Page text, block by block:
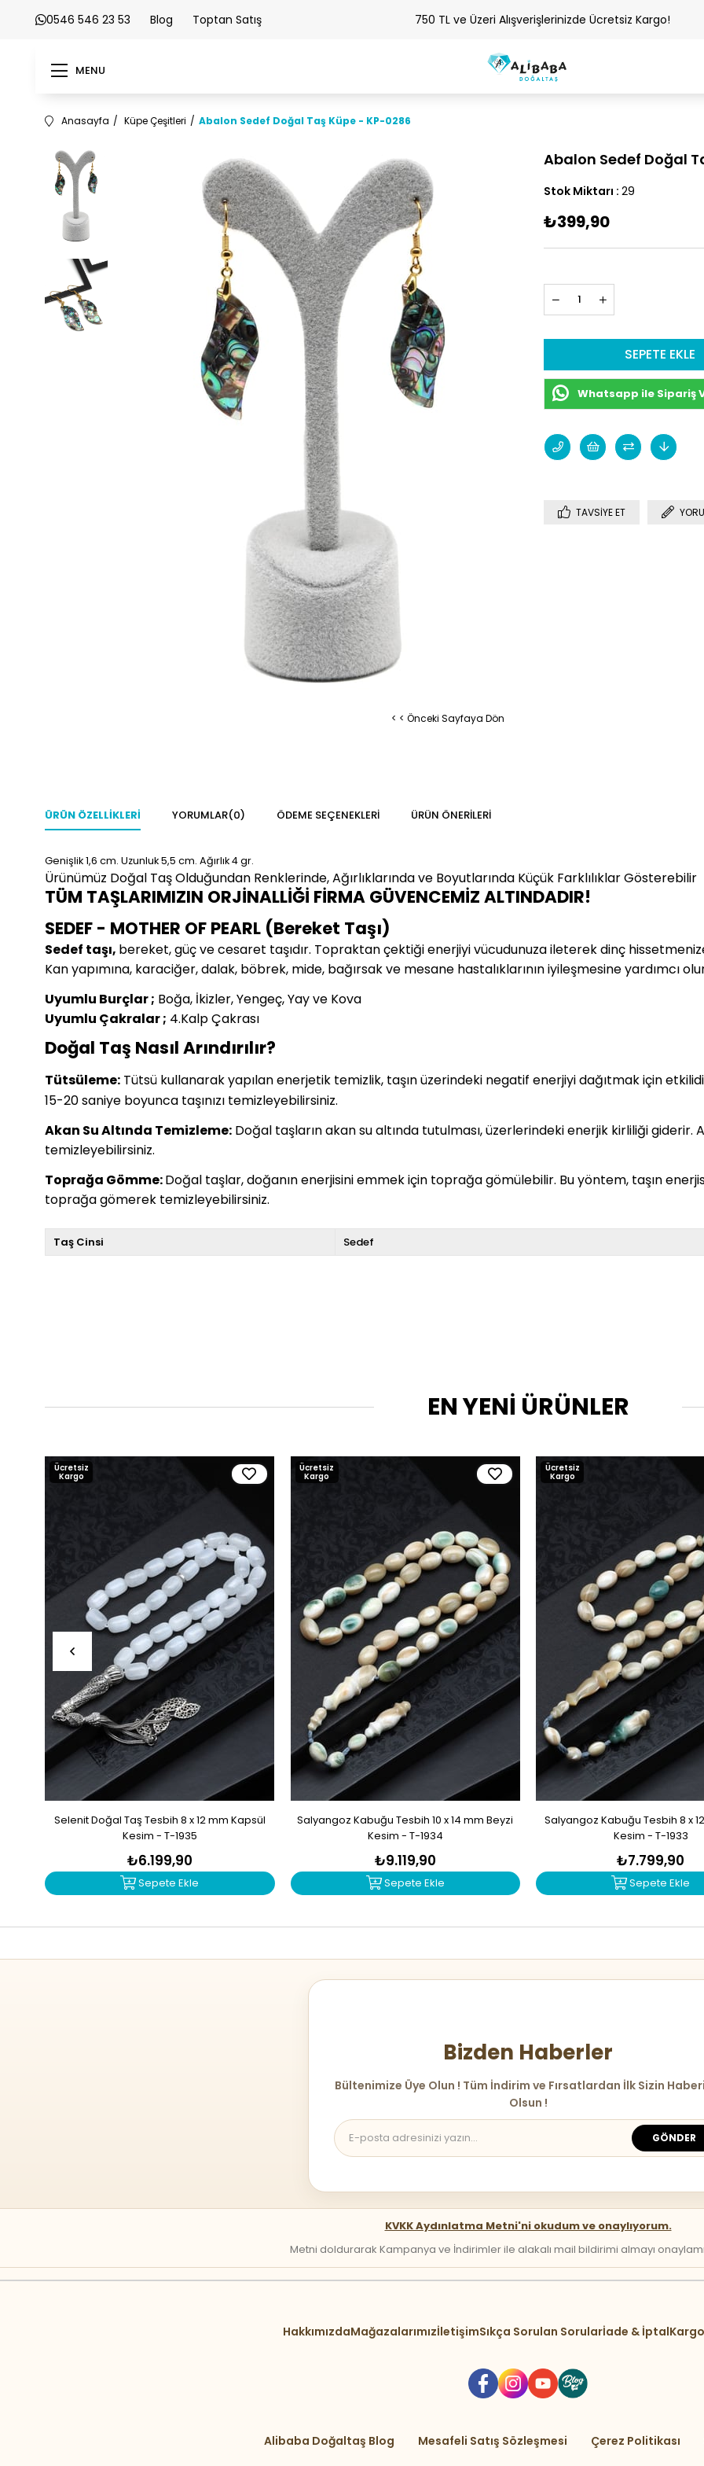
0546 546 23 53 Blog Toptan Satış 750 TL ve Üzeri Alışverişlerinizde Ücretsiz Kargo!
MENU
Anasayfa Küpe Çeşitleri Abalon Sedef Doğal Taş Küpe - KP-0286
< < Önceki Sayfaya Dön
Abalon Sedef Doğal
Stok Miktarı : 29
₺399,90
Whatsapp ile Sipariş
TAVSIYE ET
ÜRÜN ÖZELLIKLERI YORUMLAR(0) ÖDEME SEÇENEKLERI ÜRÜN ÖNERILERI
Genişlik 1,6 cm. Uzunluk 5,5 cm. Ağırlık 4 gr.
Ürünümüz Doğal Taş Olduğundan Renklerinde, Ağırlıklarında ve Boyutlarında Küçük Farklılıklar Gösterebilir
TÜM TAŞLARIMIZIN ORJİNALLİĞİ FİRMA GÜVENCEMİZ ALTINDADIR!
SEDEF - MOTHER OF PEARL (Bereket Taşı)
Sedef taşı, bereket, güç ve cesaret taşıdır. Topraktan çektiği enerjiyi vücudunuza ileterek dinç
Kan yapımına, karaciğer, dalak, böbrek, mide, bağırsak ve mesane hastalıklarının iyileşmesine yardımcı
Uyumlu Burçlar ; Boğa, İkizler, Yengeç, Yay ve Kova
Uyumlu Çakralar ; 4.Kalp Çakrası
Doğal Taş Nasıl Arındırılır?
Tütsüleme: Tütsü kullanarak yapılan enerjetik temizlik, taşın üzerindeki negatif enerjiyi dağıtmak için
15-20 saniye boyunca taşınızı temizleyebilirsiniz.
Akan Su Altında Temizleme: Doğal taşların akan su altında tutulması, üzerlerindeki enerjik kirliliği giderir.
temizleyebilirsiniz.
Toprağa Gömme:Doğal taşlar, doğanın enerjisini emmek için toprağa gömülebilir. Bu yöntem, taşın
toprağa gömerek temizleyebilirsiniz.
Taş Cinsi Sedef
EN YENİ ÜRÜNLER
Selenit Doğal Taş Tesbih 8 x 12 mm Kapsül
Kesim - T-1935
₺6.199,90
Sepete Ekle
Ücretsiz
Kargo
Salyangoz Kabuğu Tesbih 10 x 14 mm Beyzi
Kesim - T-1934
₺9.119,90
Sepete Ekle
Ücretsiz
Kargo
Salyangoz Kabuğu Tesbih 8 x
Kesim - T-1933
₺7.799,90
Sepete Ekle
Ücretsiz
Kargo
Bizden Haberler
Bültenimize Üye Olun ! Tüm İndirim ve Fırsatlardan İlk Sizin
Olsun !
GÖNDER
KVKK Aydınlatma Metni'ni okudum ve onaylıyorum.
Metni doldurarak Kampanya ve İndirimler ile alakalı mail bildirimi almayı onaylamış
HakkımızdaMağazalarımızİletişimSıkça Sorulan Sorularİade & İptal
Alibaba Doğaltaş Blog Mesafeli Satış Sözleşmesi Çerez Politikası